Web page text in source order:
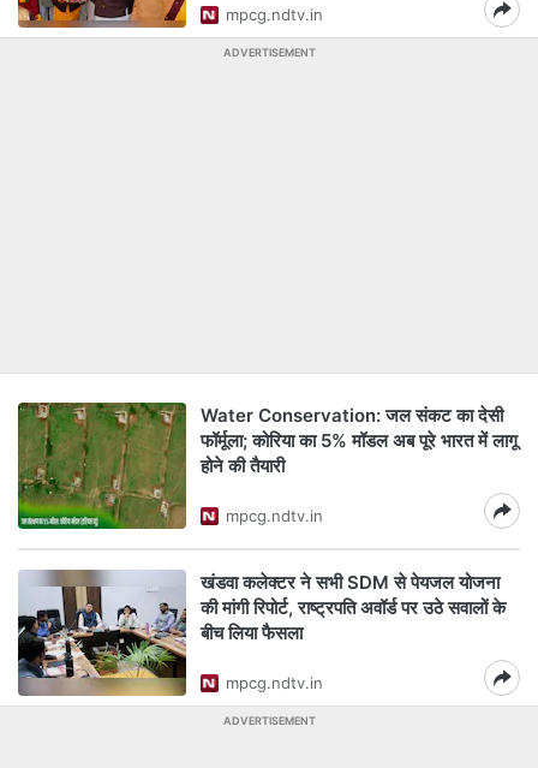
mpcg.ndtv.in
ADVERTISEMENT
Water Conservation: जल संकट का देसी
फॉर्मूला; कोरिया का 5% मॉडल अब पूरे भारत में लागू
होने की तैयारी
mpcg.ndtv.in
खंडवा कलेक्टर ने सभी SDM से पेयजल योजना
की मांगी रिपोर्ट, राष्ट्रपति अवॉर्ड पर उठे सवालों के
बीच लिया फैसला
mpcg.ndtv.in
ADVERTISEMENT